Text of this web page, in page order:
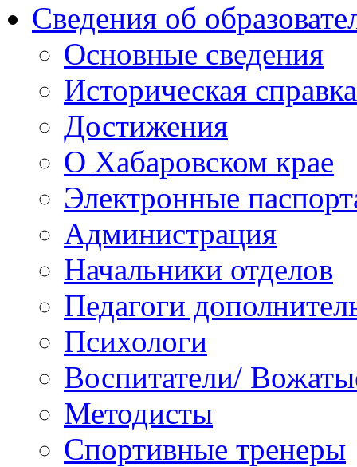
Сведения об
Основные сведения
Историческая справка
Достижения
О Хабаровском крае
Электронные
Администрация
Начальники отделов
Педагоги
Психологи
Воспитатели/
Методисты
Спортивные тренеры